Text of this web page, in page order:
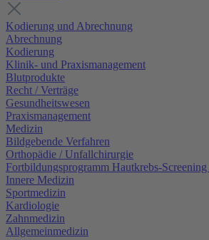
Kodierung und Abrechnung
Abrechnung
Kodierung
Klinik- und Praxismanagement
Blutprodukte
Recht / Verträge
Gesundheitswesen
Praxismanagement
Medizin
Bildgebende Verfahren
Orthopädie / Unfallchirurgie
Fortbildungsprogramm Hautkrebs-
Innere Medizin
Sportmedizin
Kardiologie
Zahnmedizin
Allgemeinmedizin